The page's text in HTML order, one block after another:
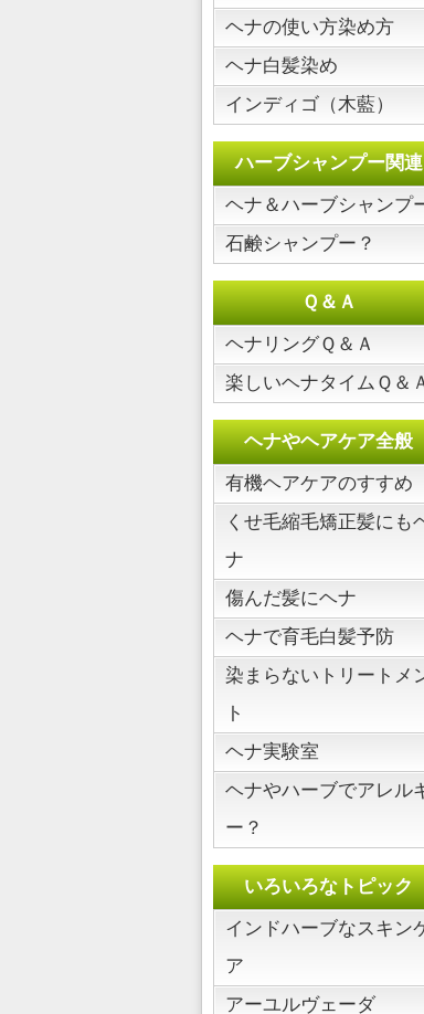
ヘナの使い方染め方
ヘナ白髪染め
インディゴ（木藍）
ハーブシャンプー関連
ヘナ＆ハーブシャンプ
石鹸シャンプー？
Ｑ＆Ａ
ヘナリングＱ＆Ａ
楽しいヘナタイムＱ＆
ヘナやヘアケア全般
有機ヘアケアのすすめ
くせ毛縮毛矯正髪にも
ナ
傷んだ髪にヘナ
ヘナで育毛白髪予防
染まらないトリートメ
ト
ヘナ実験室
ヘナやハーブでアレル
ー？
いろいろなトピック
インドハーブなスキン
ア
アーユルヴェーダ